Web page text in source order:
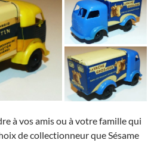
à vos amis ou à votre famille qui
de collectionneur que Sésame